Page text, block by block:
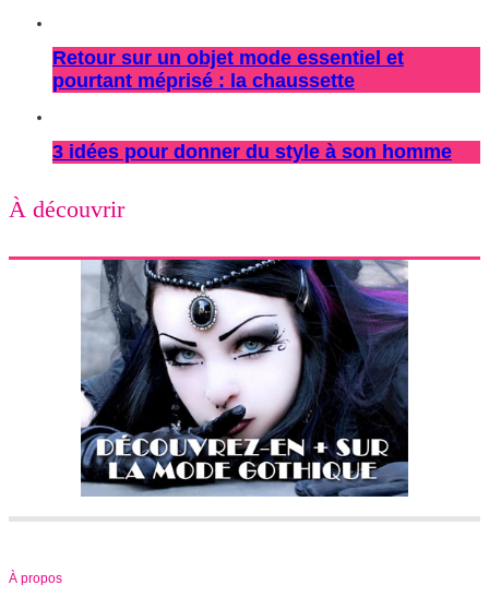
Retour sur un objet mode essentiel et
pourtant méprisé : la chaussette
3 idées pour donner du style à son homme
À découvrir
À propos